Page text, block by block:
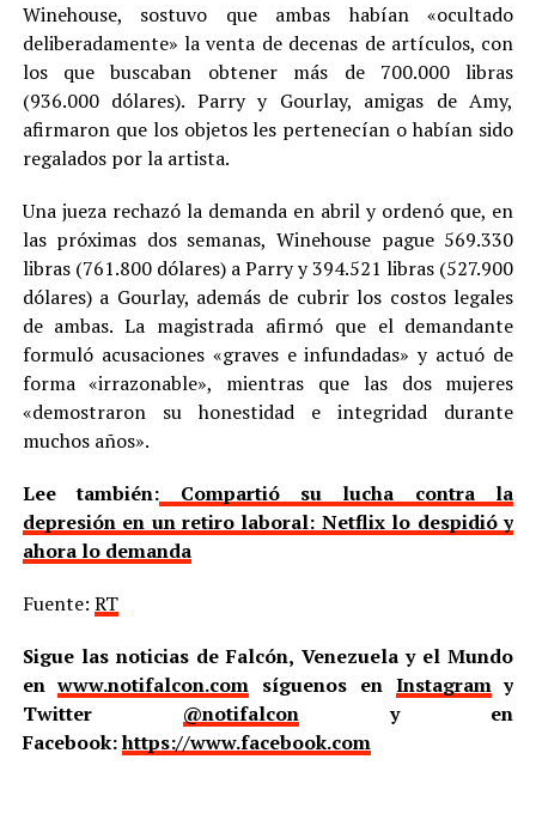
Winehouse, sostuvo que ambas habían «ocultado
deliberadamente» la venta de decenas de artículos, con
los que buscaban obtener más de 700.000 libras
(936.000 dólares). Parry y Gourlay, amigas de Amy,
afirmaron que los objetos les pertenecían o habían sido
regalados por la artista.
Una jueza rechazó la demanda en abril y ordenó que, en
las próximas dos semanas, Winehouse pague 569.330
libras (761.800 dólares) a Parry y 394.521 libras (527.900
dólares) a Gourlay, además de cubrir los costos legales
de ambas. La magistrada afirmó que el demandante
formuló acusaciones «graves e infundadas» y actuó de
forma «irrazonable», mientras que las dos mujeres
«demostraron su honestidad e integridad durante
muchos años».
Lee también: Compartió su lucha contra la
depresión en un retiro laboral: Netflix lo despidió y
ahora lo demanda
Fuente: RT
Sigue las noticias de Falcón, Venezuela y el Mundo
enwww.notifalcon.com síguenos en Instagramy
Twitter @notifalcony en
Facebook:https://www.facebook.com